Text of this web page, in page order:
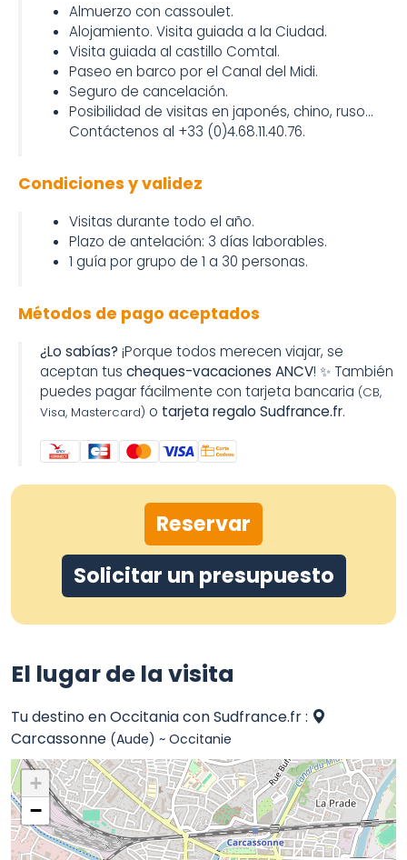
Almuerzo con cassoulet.
Alojamiento. Visita guiada a la Ciudad.
Visita guiada al castillo Comtal.
Paseo en barco por el Canal del Midi.
Seguro de cancelación.
Posibilidad de visitas en japonés, chino, ruso...
Contáctenos al +33 (0)4.68.11.40.76.
Condiciones y validez
Visitas durante todo el año.
Plazo de antelación: 3 días laborables.
1 guía por grupo de 1 a 30 personas.
Métodos de pago aceptados
¿Lo sabías? ¡Porque todos merecen viajar, se
aceptan tuscheques-vacaciones ANCV! ✨ También
puedes pagar fácilmente con tarjeta bancaria (CB,
Visa, Mastercard) o tarjeta regalo Sudfrance.fr.
Reservar
Solicitar un presupuesto
El lugar de la visita
Tu destino en Occitania con Sudfrance.fr :
Carcassonne (Aude) ~ Occitanie
+
−